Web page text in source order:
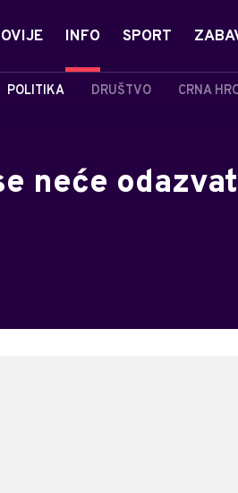
INFO
POLITIKA DRUŠTVO CRNA
SPORT
neće